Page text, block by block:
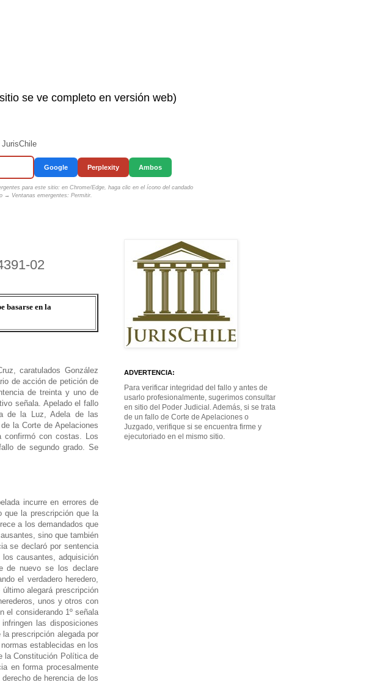
se ve completo en versión web)
JurisChile
Google Perplexity Ambos
para este sitio: en Chrome/Edge, haga clic en el ícono del candado
→ Ventanas emergentes: Permitir.
02
basarse en la
caratulados González
de acción de petición de
de treinta y uno de
señala. Apelado el fallo
de la Luz, Adela de las
la Corte de Apelaciones
confirmó con costas. Los
de segundo grado. Se
incurre en errores de
que la prescripción que la
a los demandados que
sino que también
se declaró por sentencia
causantes, adquisición
de nuevo se los declare
el verdadero heredero,
alegará prescripción
unos y otros con
el considerando 1º señala
las disposiciones
prescripción alegada por
establecidas en los
la Constitución Política de
en forma procesalmente
de herencia de los
ADVERTENCIA:
Para verificar integridad del fallo y antes de
usarlo profesionalmente, sugerimos consultar
en sitio del Poder Judicial. Además, si se trata
de un fallo de Corte de Apelaciones o
Juzgado, verifique si se encuentra firme y
ejecutoriado en el mismo sitio.